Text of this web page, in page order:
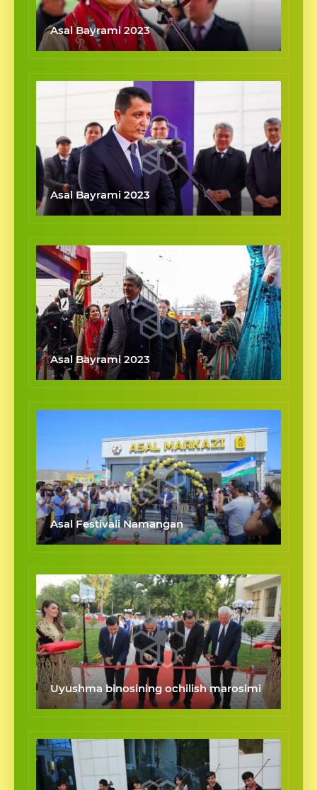
Asal Bayrami 2023
Asal Bayrami 2023
Asal Bayrami 2023
Asal Festivali Namangan
Uyushma binosining ochilish marosimi